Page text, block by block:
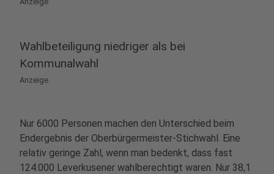
Wahlbeteiligung niedriger als bei
Kommunalwahl
Anzeige
Nur 6000 Personen machen den Unterschied beim
Endergebnis der Oberbürgermeister-Stichwahl. Eine
relativ geringe Zahl, wenn man bedenkt, dass fast
124.000 Leverkusener wahlberechtigt waren. Nur 38,1